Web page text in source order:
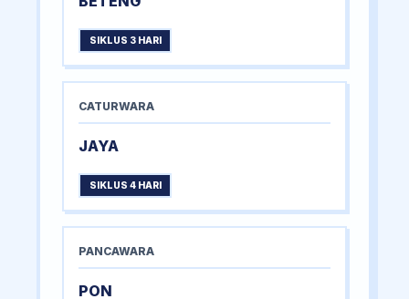
SIKLUS 3 HARI
CATURWARA
JAYA
SIKLUS 4 HARI
PANCAWARA
PON